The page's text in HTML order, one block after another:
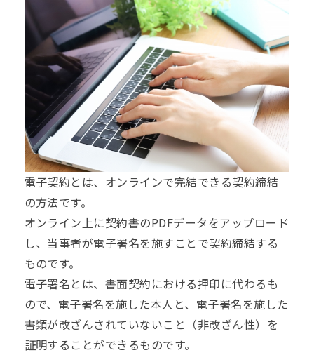
電子契約とは、オンラインで完結できる契約締結
の方法です。
オンライン上に契約書のPDFデータをアップロード
し、当事者が電子署名を施すことで契約締結する
ものです。
電子署名とは、書面契約における押印に代わるも
ので、電子署名を施した本人と、電子署名を施した
書類が改ざんされていないこと（非改ざん性）を
証明することができるものです。